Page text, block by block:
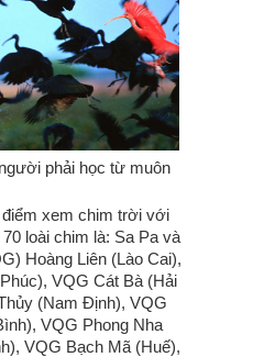
phải học từ muôn
xem chim trời với
loài chim là: Sa Pa và
Hoàng Liên (Lào Cai),
VQG Cát Bà (Hải
(Nam Định), VQG
VQG Phong Nha
VQG Bạch Mã (Huế),